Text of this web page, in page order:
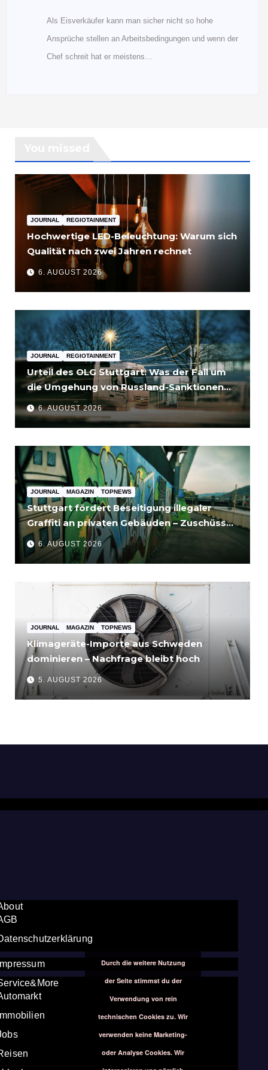
Als Eisverkäufer kann man sicher nicht so hohe
Ansprüche stellen an Arbeitsbedingungen und wenn der
Chef schreit hat er meistens…
JOURNAL REGIOTAINMENT
Hochwertige LED-Beleuchtung: Warum sich
Qualität nach zwei Jahren rechnet
6. AUGUST 2026
JOURNAL REGIOTAINMENT
Urteil des OLG Stuttgart: Was der Fall um
die Umgehung von Russland-Sanktionen
für Unternehmen bedeutet
6. AUGUST 2026
JOURNAL MAGAZIN TOPNEWS
Stuttgart fördert Beseitigung illegaler
Graffiti an privaten Gebäuden – Zuschüsse
bis 3.500 Euro
6. AUGUST 2026
JOURNAL MAGAZIN TOPNEWS
Klimageräte-Importe aus Schweden
dominieren – Nachfrage bleibt hoch
5. AUGUST 2026
Durch die weitere Nutzung
der Seite stimmst du der
Verwendung von rein
technischen Cookies zu. Wir
verwenden keine Marketing-
oder Analyse Cookies. Wir